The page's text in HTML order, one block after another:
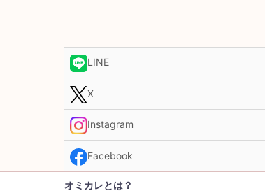
LINE
X
Instagram
Facebook
オミカレとは？